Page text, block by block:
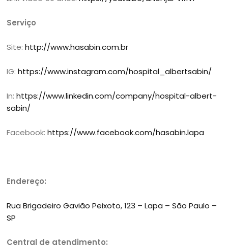
Serviço
Site:http://www.hasabin.com.br
IG:https://www.instagram.com/hospital_albertsabin/
In:https://www.linkedin.com/company/hospital-albert-
sabin/
Facebook:https://www.facebook.com/hasabin.lapa
Endereço:
Rua Brigadeiro Gavião Peixoto, 123 – Lapa – São Paulo –
SP
Central de atendimento: